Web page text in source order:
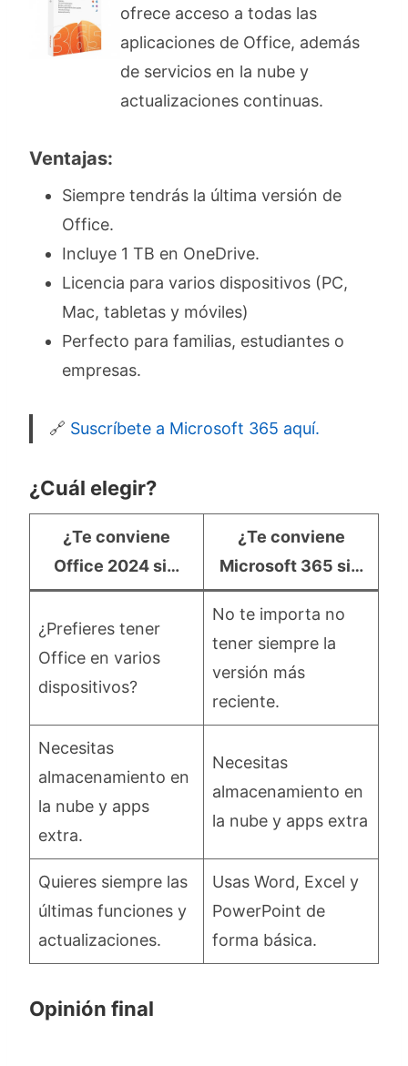
ofrece acceso a todas las
aplicaciones de Office, además
de servicios en la nube y
actualizaciones continuas.
Ventajas:
Siempre tendrás la última versión de
Office.
Incluye 1 TB en OneDrive.
Licencia para varios dispositivos (PC,
Mac, tabletas y móviles)
Perfecto para familias, estudiantes o
empresas.
🔗 Suscríbete a Microsoft 365 aquí.
¿Cuál elegir?
¿Te conviene
Office 2024 si…
¿Te conviene
Microsoft 365 si…
¿Prefieres tener
Office en varios
dispositivos?
No te importa no
tener siempre la
versión más
reciente.
Necesitas
almacenamiento en
la nube y apps
extra.
Necesitas
almacenamiento en
la nube y apps extra
Quieres siempre las
últimas funciones y
actualizaciones.
Usas Word, Excel y
PowerPoint de
forma básica.
Opinión final